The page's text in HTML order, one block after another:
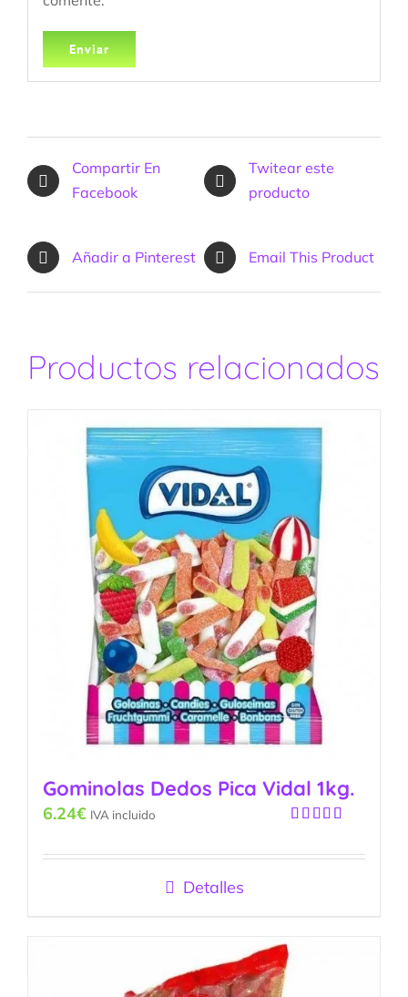
Compartir En
Facebook
Twitear este
producto
Añadir a Pinterest Email This Product
Productos relacionados
Gominolas Dedos Pica Vidal 1kg.
5
6.24€ IVA incluido
Detalles